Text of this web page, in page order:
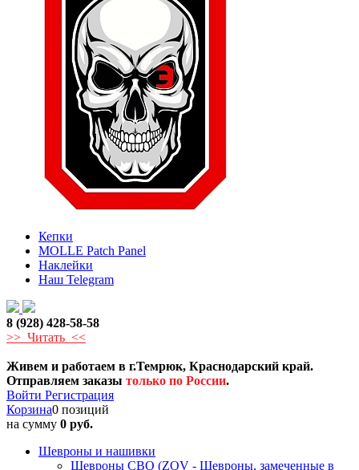
Кепки
MOLLE Patch Panel
Наклейки
Наш Telegram
8 (928) 428-58-58
>> Читать <<
Живем и работаем в г.Темрюк, Краснодарский край.
Отправляем заказы только по России.
Войти Регистрация
Корзина0 позиций
на сумму 0 руб.
Шевроны и нашивки
Шевроны СВО (ZOV - Шевроны, замеченные в